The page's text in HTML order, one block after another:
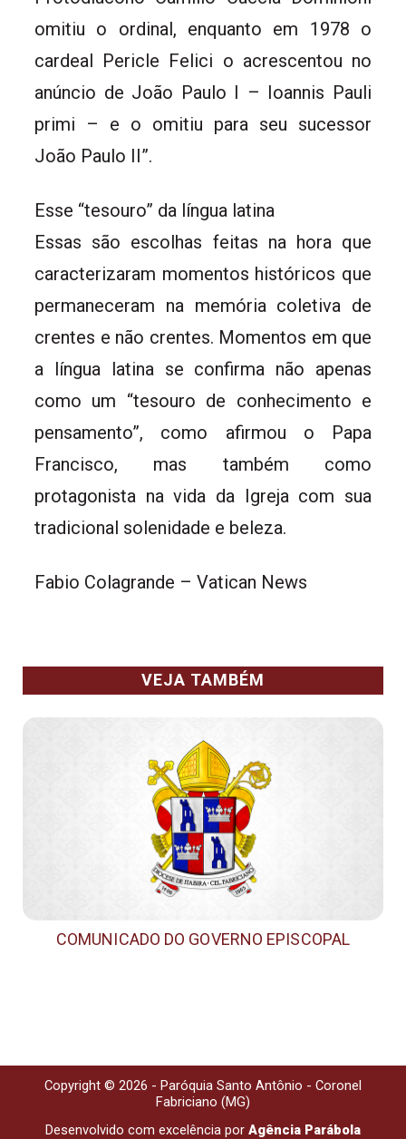
omitiu o ordinal, enquanto em 1978 o
cardeal Pericle Felici o acrescentou no
anúncio de João Paulo I – Ioannis Pauli
primi – e o omitiu para seu sucessor
João Paulo II”.
Esse “tesouro” da língua latina
Essas são escolhas feitas na hora que
caracterizaram momentos históricos que
permaneceram na memória coletiva de
crentes e não crentes. Momentos em que
a língua latina se confirma não apenas
como um “tesouro de conhecimento e
pensamento”, como afirmou o Papa
Francisco, mas também como
protagonista na vida da Igreja com sua
tradicional solenidade e beleza.
Fabio Colagrande – Vatican News
VEJA TAMBÉM
COMUNICADO DO GOVERNO EPISCOPAL
Copyright © 2026 - Paróquia Santo Antônio - Coronel
Fabriciano (MG)
Desenvolvido com excelência por Agência Parábola